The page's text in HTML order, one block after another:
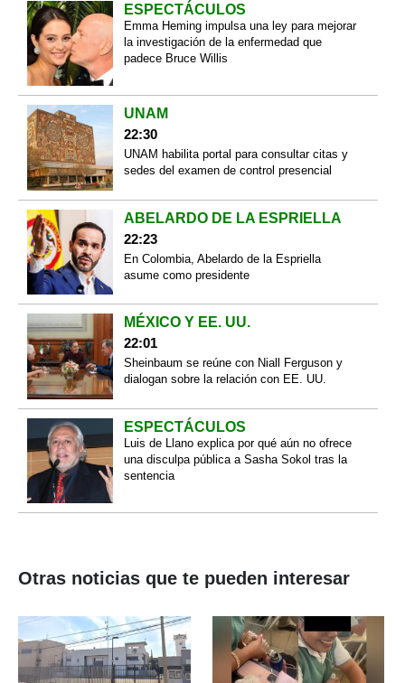
ESPECTÁCULOS
Emma Heming impulsa una ley para mejorar
la investigación de la enfermedad que
padece Bruce Willis
UNAM
22:30
UNAM habilita portal para consultar citas y
sedes del examen de control presencial
ABELARDO DE LA ESPRIELLA
22:23
En Colombia, Abelardo de la Espriella
asume como presidente
MÉXICO Y EE. UU.
22:01
Sheinbaum se reúne con Niall Ferguson y
dialogan sobre la relación con EE. UU.
ESPECTÁCULOS
Luis de Llano explica por qué aún no ofrece
una disculpa pública a Sasha Sokol tras la
sentencia
Otras noticias que te pueden interesar